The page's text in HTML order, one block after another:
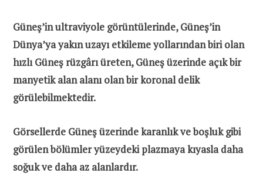
Güneş’in ultraviyole görüntülerinde, Güneş’in
Dünya’ya yakın uzayı etkileme yollarından biri olan
hızlı Güneş rüzgârı üreten, Güneş üzerinde açık bir
manyetik alan alanı olan bir koronal delik
görülebilmektedir.
Görsellerde Güneş üzerinde karanlık ve boşluk gibi
görülen bölümler yüzeydeki plazmaya kıyasla daha
soğuk ve daha az alanlardır.